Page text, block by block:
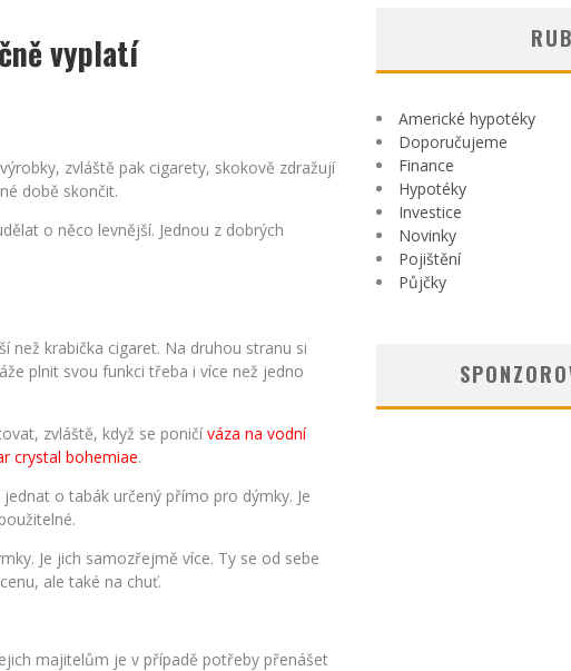
vyplatí
zvláště pak cigarety, skokově zdražují
době skončit.
o něco levnější. Jednou z dobrých
než krabička cigaret. Na druhou stranu si
plnit svou funkci třeba i více než jedno
zvláště, když se poničí váza na vodní
crystal bohemiae.
o tabák určený přímo pro dýmky. Je
Je jich samozřejmě více. Ty se od sebe
ale také na chuť.
majitelům je v případě potřeby přenášet
Americké hypotéky
Doporučujeme
Finance
Hypotéky
Investice
Novinky
Pojištění
Půjčky